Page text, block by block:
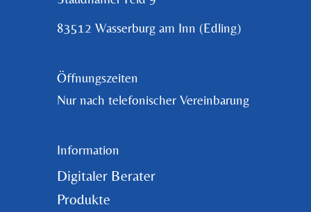
83512 Wasserburg am Inn (Edling)
Öffnungszeiten
Nur nach telefonischer Vereinbarung
Information
Digitaler Berater
Produkte